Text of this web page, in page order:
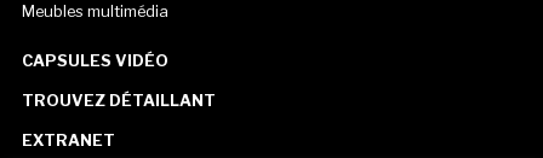
Meubles multimédia
CAPSULES VIDÉO
TROUVEZ DÉTAILLANT
EXTRANET